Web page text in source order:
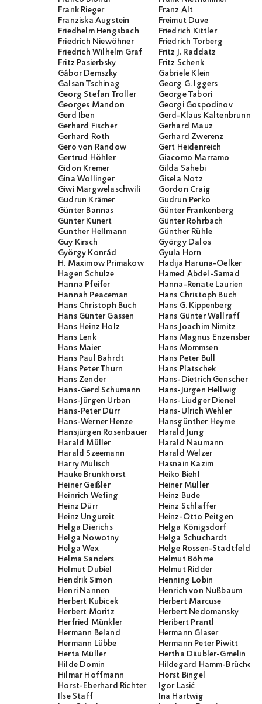
Frank Rieger
Franz Alt
Franziska Augstein
Freimut Duve
Friedhelm Hengsbach
Friedrich Kittler
Friedrich Niewöhner
Friedrich Torberg
Friedrich Wilhelm Graf
Fritz J. Raddatz
Fritz Pasierbsky
Fritz Schenk
Gábor Demszky
Gabriele Klein
Galsan Tschinag
Georg G. Iggers
Georg Stefan Troller
George Tabori
Georges Mandon
Georgi Gospodinov
Gerd Iben
Gerd-Klaus Kaltenbrunner
Gerhard Fischer
Gerhard Mauz
Gerhard Roth
Gerhard Zwerenz
Gero von Randow
Gert Heidenreich
Gertrud Höhler
Giacomo Marramo
Gidon Kremer
Gilda Sahebi
Gina Wollinger
Gisela Notz
Giwi Margwelaschwili
Gordon Craig
Gudrun Krämer
Gudrun Perko
Günter Bannas
Günter Frankenberg
Günter Kunert
Günter Rohrbach
Gunther Hellmann
Günther Rühle
Guy Kirsch
György Dalos
György Konrád
Gyula Horn
H. Maximow Primakow
Hadija Haruna-Oelker
Hagen Schulze
Hamed Abdel-Samad
Hanna Pfeifer
Hanna-Renate Laurien
Hannah Peaceman
Hans Christoph Buch
Hans Christoph Buch
Hans G. Kippenberg
Hans Günter Gassen
Hans Günter Wallraff
Hans Heinz Holz
Hans Joachim Nimitz
Hans Lenk
Hans Magnus
Hans Maier
Hans Mommsen
Hans Paul Bahrdt
Hans Peter Bull
Hans Peter Thurn
Hans Platschek
Hans Zender
Hans-Dietrich Genscher
Hans-Gerd Schumann
Hans-Jürgen Hellwig
Hans-Jürgen Urban
Hans-Liudger Dienel
Hans-Peter Dürr
Hans-Ulrich Wehler
Hans-Werner Henze
Hansgünther Heyme
Hansjürgen Rosenbauer
Harald Jung
Harald Müller
Harald Naumann
Harald Szeemann
Harald Welzer
Harry Mulisch
Hasnain Kazim
Hauke Brunkhorst
Heiko Biehl
Heiner Geißler
Heiner Müller
Heinrich Wefing
Heinz Bude
Heinz Dürr
Heinz Schlaffer
Heinz Ungureit
Heinz-Otto Peitgen
Helga Dierichs
Helga Königsdorf
Helga Nowotny
Helga Schuchardt
Helga Wex
Helge Rossen-Stadtfeld
Helma Sanders
Helmut Böhme
Helmut Dubiel
Helmut Ridder
Hendrik Simon
Henning Lobin
Henri Nannen
Henrich von Nußbaum
Herbert Kubicek
Herbert Marcuse
Herbert Moritz
Herbert Nedomansky
Herfried Münkler
Heribert Prantl
Hermann Beland
Hermann Glaser
Hermann Lübbe
Hermann Peter Piwitt
Herta Müller
Hertha Däubler-Gmelin
Hilde Domin
Hildegard Hamm-Brücher
Hilmar Hoffmann
Horst Bingel
Horst-Eberhard Richter
Igor Lasić
Ilse Staff
Ina Hartwig